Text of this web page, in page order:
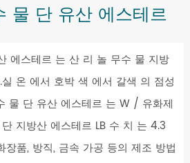
물 단 유산 에스테르
에스테르 는 산 리 놀 무수 물 지방
온 에서 호박 색 에서 갈색 의 점성
물 단 유산 에스테르 는 W / 유화제
지방산 에스테르 LB 수 치 는 4.3
장품, 방직, 금속 가공 등의 제조 방법